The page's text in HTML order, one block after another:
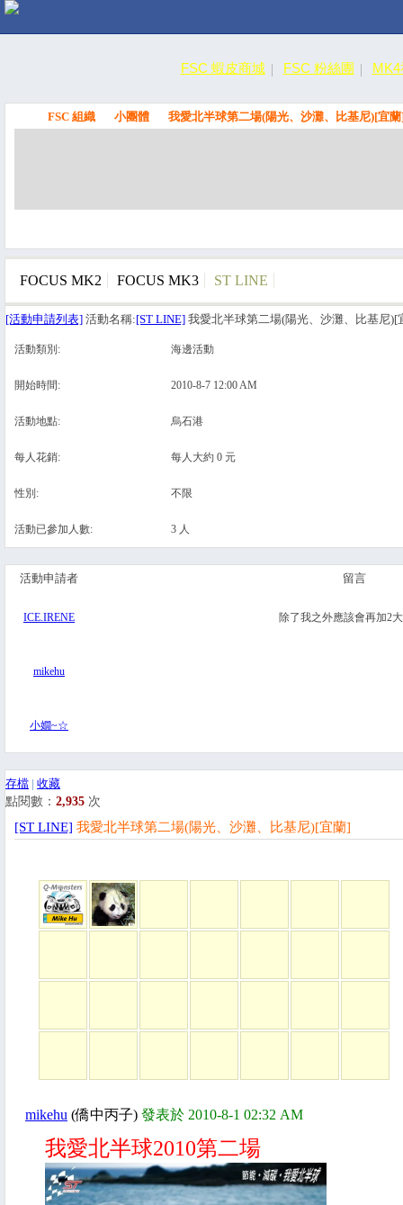
FSC 蝦皮商城 FSC 粉絲團
FSC 組織 小團體 我愛北半球第二場(陽光、沙灘、比基尼)[宜
FOCUS MK2 FOCUS MK3 ST LINE
[活動申請列表] 活動名稱:[ST LINE] 我愛北半球第二場(陽光、沙灘、比基尼)[
活動類別: 海邊活動
開始時間: 2010-8-7 12:00 AM
活動地點: 烏石港
每人花銷: 每人大約 0 元
性別: 不限
活動已參加人數: 3 人
活動申請者 留言
ICE.IRENE 除了我之外應該會再加2
mikehu
小嫺~☆
存檔 | 收藏
點閱數： 2,935 次
[ST LINE] 我愛北半球第二場(陽光、沙灘、比基尼)[宜蘭]
mikehu (僑中丙子) 發表於 2010-8-1 02:32 AM
我愛北半球2010第二場